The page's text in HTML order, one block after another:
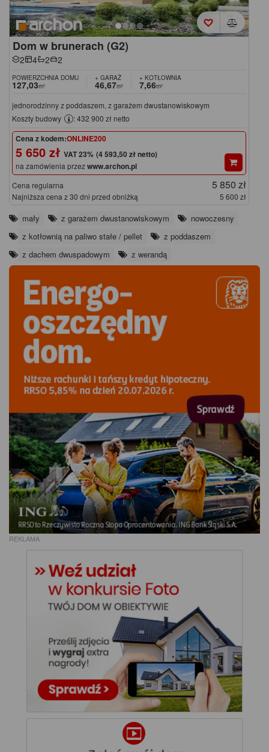
Dom w brunerach (G2)
2 4 2 2
POWIERZCHNIA DOMU
127,03m²
+ GARAŻ
46,67m²
+ KOTŁOWNIA
7,66m²
jednorodzinny z poddaszem, z garażem dwustanowiskowym
Koszty budowy
: 432 900 zł netto
Cena z kodem:ONLINE200
5 650 zł (4 593,50 zł netto)
na zamówienia przezwww.archon.pl
Cena regularna 5 850 zł
Najniższa cena z 30 dni przed obniżką 5 600 zł
mały z garażem dwustanowiskowym
nowoczesny
z kotłownią na paliwo stałe / pellet
z poddaszem
z dachem dwuspadowym
z werandą
REKLAMA